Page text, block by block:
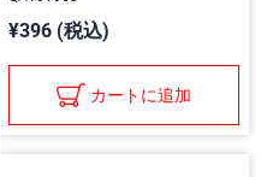
¥396 (税込)
カートに追加